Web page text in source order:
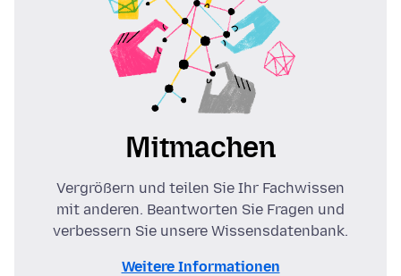
Mitmachen
Vergrößern und teilen Sie Ihr Fachwissen
mit anderen. Beantworten Sie Fragen und
verbessern Sie unsere Wissensdatenbank.
Weitere Informationen